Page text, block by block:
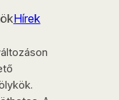
Hírek